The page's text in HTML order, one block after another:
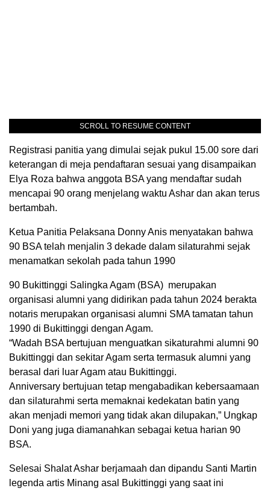
SCROLL TO RESUME CONTENT
Registrasi panitia yang dimulai sejak pukul 15.00 sore dari
keterangan di meja pendaftaran sesuai yang disampaikan
Elya Roza bahwa anggota BSA yang mendaftar sudah
mencapai 90 orang menjelang waktu Ashar dan akan terus
bertambah.
Ketua Panitia Pelaksana Donny Anis menyatakan bahwa
90 BSA telah menjalin 3 dekade dalam silaturahmi sejak
menamatkan sekolah pada tahun 1990
90 Bukittinggi Salingka Agam (BSA) merupakan
organisasi alumni yang didirikan pada tahun 2024 berakta
notaris merupakan organisasi alumni SMA tamatan tahun
1990 di Bukittinggi dengan Agam.
“Wadah BSA bertujuan menguatkan sikaturahmi alumni 90
Bukittinggi dan sekitar Agam serta termasuk alumni yang
berasal dari luar Agam atau Bukittinggi.
Anniversary bertujuan tetap mengabadikan kebersaamaan
dan silaturahmi serta memaknai kedekatan batin yang
akan menjadi memori yang tidak akan dilupakan,” Ungkap
Doni yang juga diamanahkan sebagai ketua harian 90
BSA.
Selesai Shalat Ashar berjamaah dan dipandu Santi Martin
legenda artis Minang asal Bukittinggi yang saat ini